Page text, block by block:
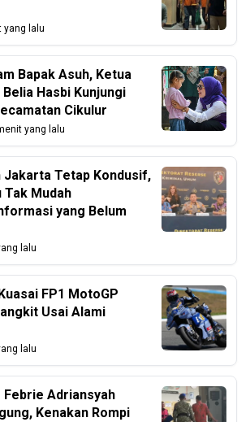
yang lalu
Bapak Asuh, Ketua
Hasbi Kunjungi
Cikulur
yang lalu
Jakarta Tetap Kondusif,
Tak Mudah
yang Belum
lalu
FP1 MotoGP
Usai Alami
lalu
Febrie Adriansyah
Kenakan Rompi